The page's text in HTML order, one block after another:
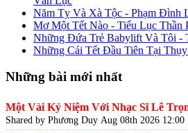
Năm Tỵ Và Xà Tộc - Phạm Đình
Mơ Một Tết Nào - Tiểu Lục Thần
Những Đứa Trẻ Babylift Và Tôi -
Những Cái Tết Đầu Tiên Tại
Những bài mới nhất
Một Vài Kỷ Niệm Với Nhạc Sĩ Lê
Shared by Phương Duy Aug 08th 2026 12:00